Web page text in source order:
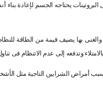
البروتينات يحتاجه الجسم لإعادة
بها يضيف قيمة من الطاقة
وتدفعه إلى عدم الاتنظام فى
أمراض الشرايين التاجية مثل